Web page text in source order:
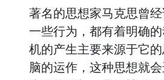
著名的思想家马克思曾
一些行为，都有着明确
机的产生主要来源于它
脑的运作，这种思想就